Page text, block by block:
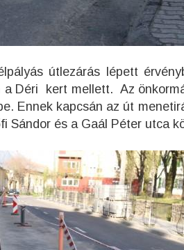
útlezárás lépett
Déri kert mellett. Az
Ennek kapcsán az út
Sándor és a Gaál Péter utca